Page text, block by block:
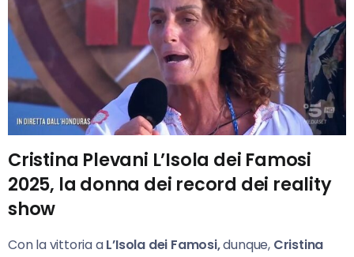
Cristina Plevani L’Isola dei Famosi
2025, la donna dei record dei reality
show
Con la vittoria aL’Isola dei Famosi,dunque, Cristina